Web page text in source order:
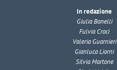
In redazione
Giulia Bonelli
Fulvia Croci
Valeria Guarnieri
Gianluca Liorni
Silvia Martone